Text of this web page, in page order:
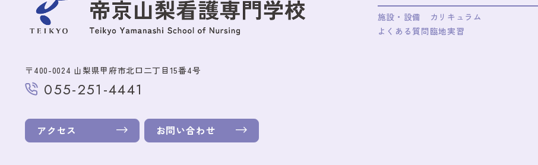
〒400-0024 山梨県甲府市北口二丁目15番4号
055-251-4441
アクセス お問い合わせ
施設・設備
よくある質問
カリキュラム
臨地実習